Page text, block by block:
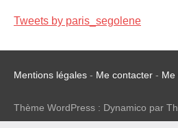
Tweets by paris_segolene
Mentions légales - Me contacter - Me
Thème WordPress : Dynamico par